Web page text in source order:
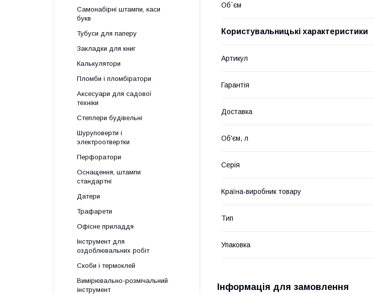
Об`єм
Користувальницькі характеристики
Артикул
Гарантія
Доставка
Об'єм, л
Серія
Країна-виробник товару
Тип
Упаковка
Інформація для замовлення
Самонабірні штампи, каси
букв
Тубуси для паперу
Закладки для книг
Калькулятори
Пломби і пломбіратори
Аксесуари для садової
техніки
Степлери будівельні
Шуруповерти і
электроотвертки
Перфоратори
Оснащення, штампи
стандартні
Датери
Трафарети
Офісне приладдя
Інструмент для
оздоблювальних робіт
Скоби і термоклей
Вимірювально-розмічальний
інструмент